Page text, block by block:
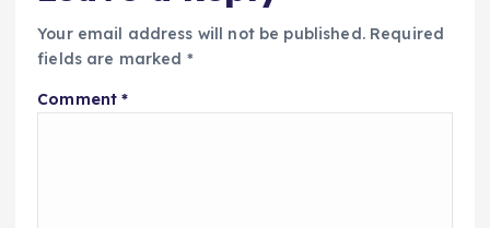
Your email address will not be published. Required
fields are marked *
Comment*